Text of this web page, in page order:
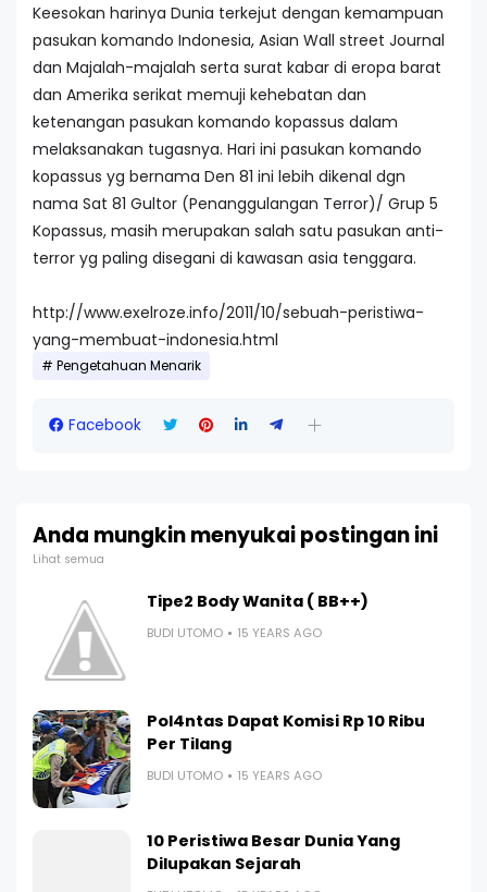
Keesokan harinya Dunia terkejut dengan kemampuan
pasukan komando Indonesia, Asian Wall street Journal
dan Majalah-majalah serta surat kabar di eropa barat
dan Amerika serikat memuji kehebatan dan
ketenangan pasukan komando kopassus dalam
melaksanakan tugasnya. Hari ini pasukan komando
kopassus yg bernama Den 81 ini lebih dikenal dgn
nama Sat 81 Gultor (Penanggulangan Terror)/ Grup 5
Kopassus, masih merupakan salah satu pasukan anti-
terror yg paling disegani di kawasan asia tenggara.
http://www.exelroze.info/2011/10/sebuah-peristiwa-
yang-membuat-indonesia.html
Pengetahuan Menarik
Facebook
Anda mungkin menyukai postingan ini
Lihat semua
Tipe2 Body Wanita ( BB++)
BUDI UTOMO 15 YEARS AGO
Pol4ntas Dapat Komisi Rp 10 Ribu
Per Tilang
BUDI UTOMO 15 YEARS AGO
10 Peristiwa Besar Dunia Yang
Dilupakan Sejarah